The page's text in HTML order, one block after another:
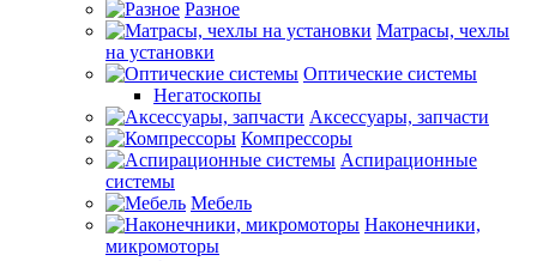
Разное
Матрасы, чехлы
на установки
Оптические системы
Негатоскопы
Аксессуары, запчасти
Компрессоры
Аспирационные
системы
Мебель
Наконечники,
микромоторы